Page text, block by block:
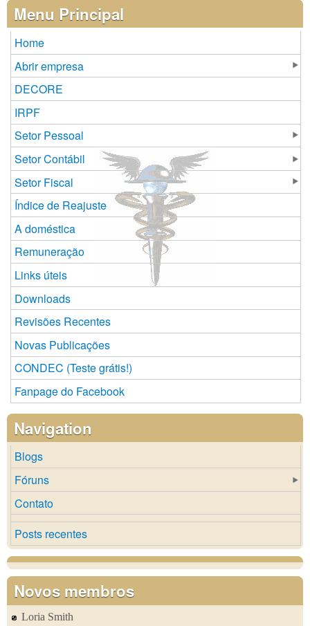
Menu Principal
Home
Abrir empresa
DECORE
IRPF
Setor Pessoal
Setor Contábil
Setor Fiscal
Índice de Reajuste
A doméstica
Remuneração
Links úteis
Downloads
Revisões Recentes
Novas Publicações
CONDEC (Teste grátis!)
Fanpage do Facebook
Navigation
Blogs
Fóruns
Contato
Posts recentes
Novos membros
Loria Smith